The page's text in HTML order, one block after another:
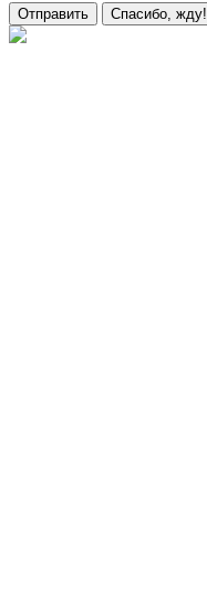
Отправить Спасибо, жду!